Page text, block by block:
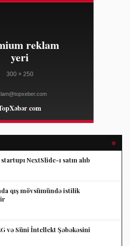
NextSlide-ı satın alıb
qış mövsümündə istilik
və Süni İntellekt Şəbəkəsini